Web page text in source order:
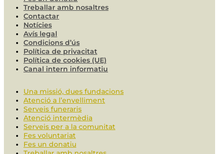
Treballar amb nosaltres
Contactar
Notícies
Avís legal
Condicions d’ús
Política de privacitat
Política de cookies (UE)
Canal intern informatiu
Una missió, dues fundacions
Atenció a l’envelliment
Serveis funeraris
Atenció intermèdia
Serveis per a la comunitat
Fes voluntariat
Fes un donatiu